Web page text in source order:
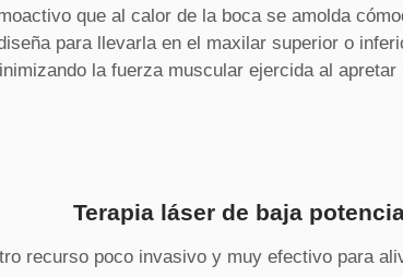
que al calor de la boca se amolda
para llevarla en el maxilar superior o
la fuerza muscular ejercida al apretar
Terapia láser de baja
recurso poco invasivo y muy efectivo para